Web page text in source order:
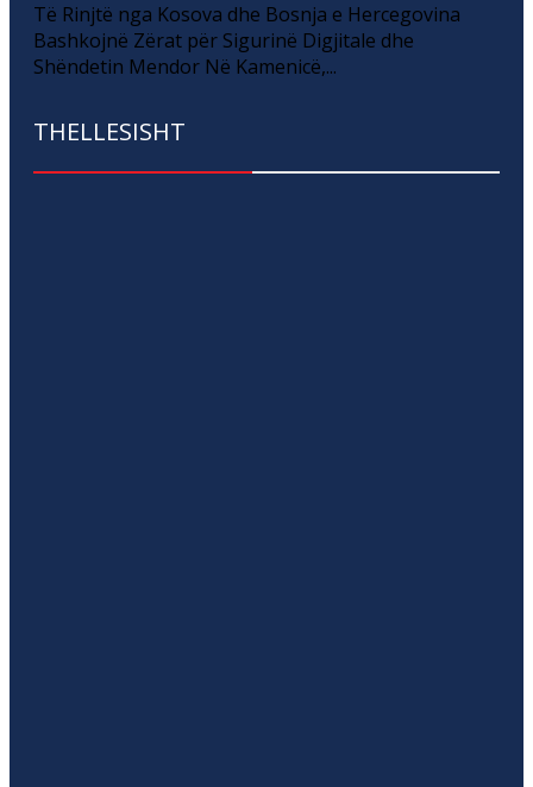
Të Rinjtë nga Kosova dhe Bosnja e Hercegovina
Bashkojnë Zërat për Sigurinë Digjitale dhe
Shëndetin Mendor Në Kamenicë,...
THELLESISHT